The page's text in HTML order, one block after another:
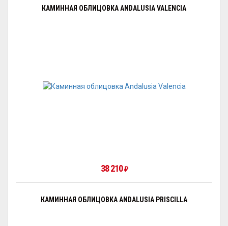
КАМИННАЯ ОБЛИЦОВКА ANDALUSIA VALENCIA
38 210₽
КАМИННАЯ ОБЛИЦОВКА ANDALUSIA PRISCILLA